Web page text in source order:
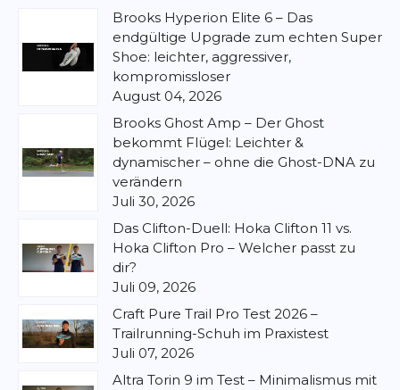
Brooks Hyperion Elite 6 – Das
endgültige Upgrade zum echten Super
Shoe: leichter, aggressiver,
kompromissloser
August 04, 2026
Brooks Ghost Amp – Der Ghost
bekommt Flügel: Leichter &
dynamischer – ohne die Ghost-DNA zu
verändern
Juli 30, 2026
Das Clifton-Duell: Hoka Clifton 11 vs.
Hoka Clifton Pro – Welcher passt zu
dir?
Juli 09, 2026
Craft Pure Trail Pro Test 2026 –
Trailrunning-Schuh im Praxistest
Juli 07, 2026
Altra Torin 9 im Test – Minimalismus mit